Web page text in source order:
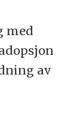
med
av